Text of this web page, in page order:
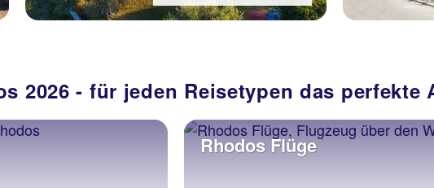
2026 - für jeden Reisetypen das perfekte
Rhodos Flüge